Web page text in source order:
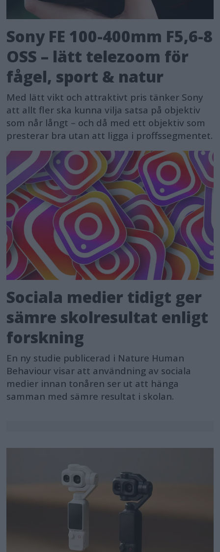
Sony FE 100-400mm F5,6-8
OSS – lätt telezoom för
fågel, sport & natur
Med lätt vikt och attraktivt pris tänker Sony
att allt fler ska kunna vilja satsa på objektiv
som når långt – och då med ett objektiv som
presterar bra utan att ligga i proffssegmentet.
Sociala medier tidigt ger
sämre skolresultat enligt
forskning
En ny studie publicerad i Nature Human
Behaviour visar att användning av sociala
medier innan tonåren ser ut att hänga
samman med sämre resultat i skolan.